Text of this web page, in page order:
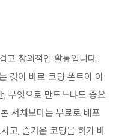
고 창의적인 활동입니다.
것이 바로 코딩 폰트이 아
무엇으로 만드느냐도 중요
서체보다는 무료로 배포
고, 즐거운 코딩을 하기 바